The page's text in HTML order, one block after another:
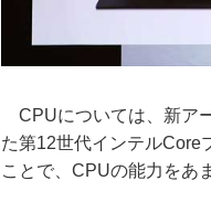
CPUについては、新ア
た第12世代インテルCore
ことで、CPUの能力をあ